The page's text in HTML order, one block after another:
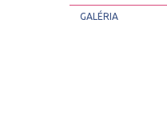
GALÉRIA